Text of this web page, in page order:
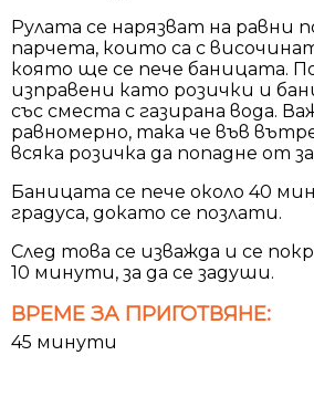
Рулата се нарязват на равни
парчета, които са с
която ще се пече баницата.
изправени като розички и
със сместа с газирана вода.
равномерно, така че във
всяка розичка да попадне от
Баницата се пече около 40
градуса, докато се позлати.
След това се изважда и се
10 минути, за да се задуши.
ВРЕМЕ ЗА ПРИГОТВЯНЕ:
45 минути